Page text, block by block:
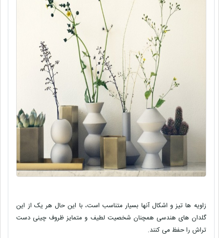
زاویه ها تیز و اشکال آنها بسیار متناسب است، با این حال هر یک از این
گلدان های هندسی همچنان شخصیت لطیف و متمایز ظروف چینی دست
تراش را حفظ می کنند.